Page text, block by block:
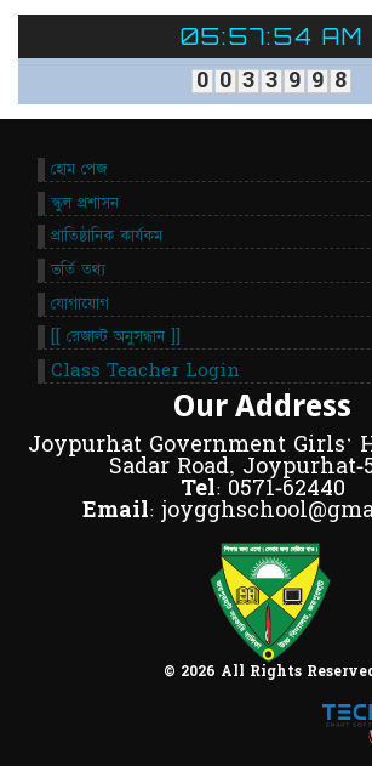
05:57:54 AM
0 0 3 3 9 9 8
© 2026 All Rights
Our Address
Joypurhat Government Girls'
Sadar Road, Joypurhat-
Tel: 0571-62440
Email:
হোম পেজ
স্কুল প্রশাসন
প্রাতিষ্ঠানিক কার্যকম
ভর্তি তথ্য
যোগাযোগ
[[ রেজাল্ট অনুসন্ধান ]]
Class Teacher Login